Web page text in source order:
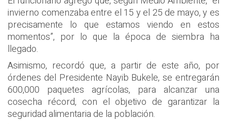
invierno comenzaba entre el 15 y el 25 de mayo, y es
precisamente lo que estamos viendo en estos
momentos”, por lo que la época de siembra ha
llegado.
Asimismo, recordó que, a partir de este año, por
órdenes del Presidente Nayib Bukele, se entregarán
600,000 paquetes agrícolas, para alcanzar una
cosecha récord, con el objetivo de garantizar la
seguridad alimentaria de la población.